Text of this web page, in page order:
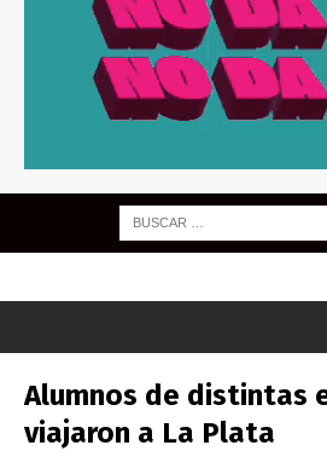
Alumnos de distintas
viajaron a La Plata